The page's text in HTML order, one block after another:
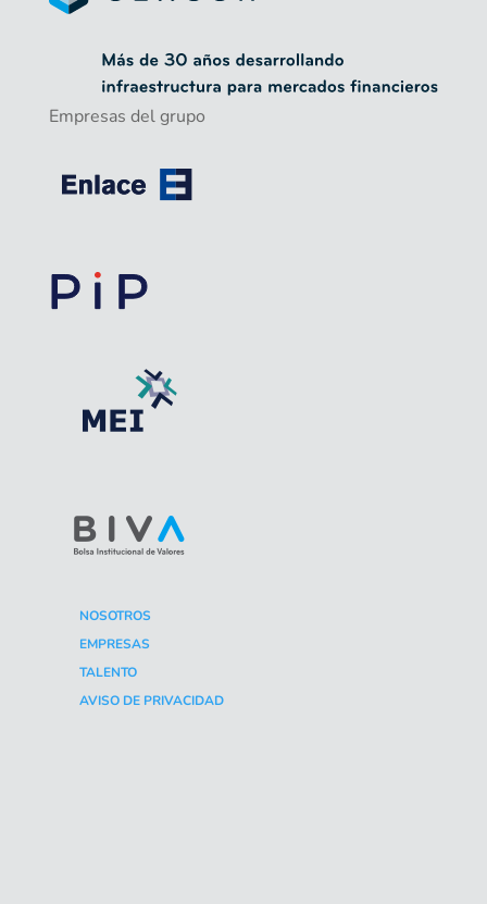
Empresas del grupo
NOSOTROS
EMPRESAS
TALENTO
AVISO DE PRIVACIDAD